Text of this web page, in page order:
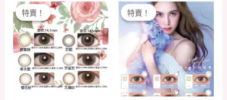
特賣！
特賣！
Original
price
was:
$158.00.
Current
price
is:
$100.00.
特賣！
特賣！
Original
price
was:
$158.00.
Current
price
is:
$100.00.